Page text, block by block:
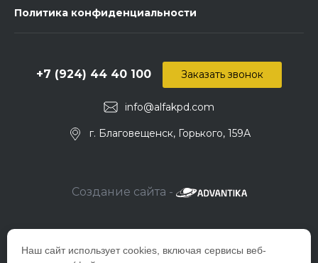
Наш сайт использует cookies, включая сервисы веб-
Политика конфиденциальности
info@alfakpd.com
+7 (924) 44 40 100
г. Благовещенск, Горького, 159А
Заказать звонок
Создание сайта -